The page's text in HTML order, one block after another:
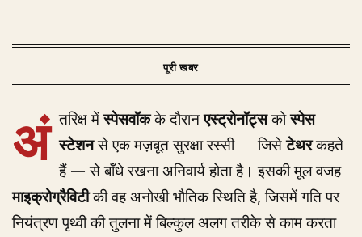
अं तरिक्ष मेंस्पेसवॉकके दौरानएस्ट्रोनॉट्सकोस्पेस
स्टेशनसे एक मज़बूत सुरक्षा रस्सी — जिसेटेथरकहते
हैं — से बाँधे रखना अनिवार्य होता है। इसकी मूल वजह
माइक्रोग्रैविटीकी वह अनोखी भौतिक स्थिति है, जिसमें गति पर
नियंत्रण पृथ्वी की तुलना में बिल्कुल अलग तरीके से काम करता